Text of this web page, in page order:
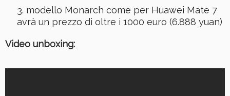
modello Monarch come per Huawei Mate 7
avrà un prezzo di oltre i 1000 euro (6.888 yuan)
Video unboxing: